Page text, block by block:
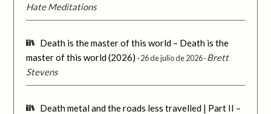
Hate Meditations
Death is the master of this world – Death is the
master of this world (2026)
26 de julio de 2026 Brett
Stevens
Death metal and the roads less travelled | Part II –